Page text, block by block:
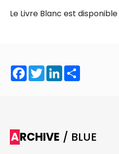
Le Livre Blanc est disponible
Facebook
TwitterLinkedIn
ARCHIVE / BLUE